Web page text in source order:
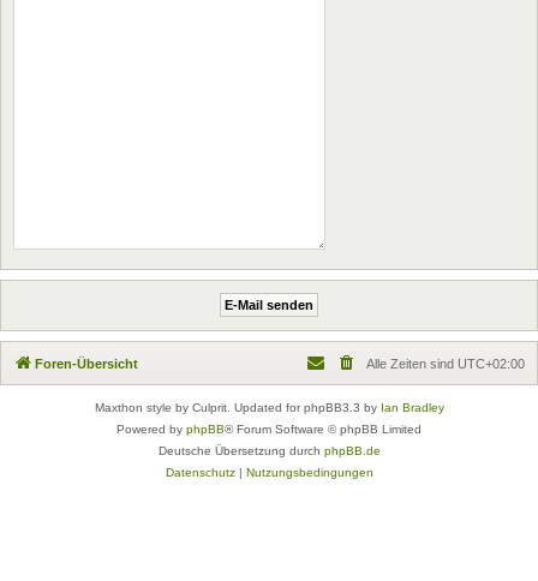
Foren-Übersicht Alle Zeiten sind UTC+02:00
Maxthon style by Culprit. Updated for phpBB3.3 by Ian Bradley
Powered by phpBB® Forum Software © phpBB Limited
Deutsche Übersetzung durch phpBB.de
Datenschutz| Nutzungsbedingungen